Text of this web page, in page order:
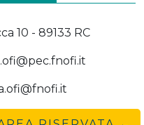
10 - 89133 RC